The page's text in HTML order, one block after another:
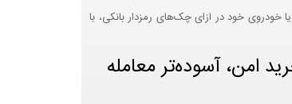
خود در ازای چک‌های رمزدار بانکی، با
امن، آسوده‌تر معامله